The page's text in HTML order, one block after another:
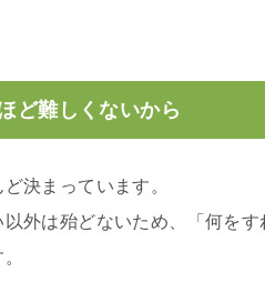
ど難しくないから
決まっています。
外は殆どないため、「何を